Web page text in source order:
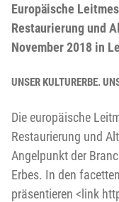
Europäische
Restaurierung und
November 2018 in
UNSER KULTURERBE.
Die europäische
Restaurierung und
Angelpunkt der
Erbes. In den
präsentieren <link